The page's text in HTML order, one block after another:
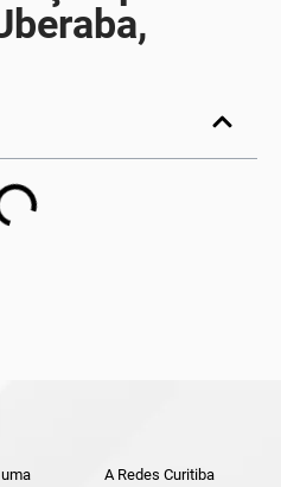
A Redes Curitiba